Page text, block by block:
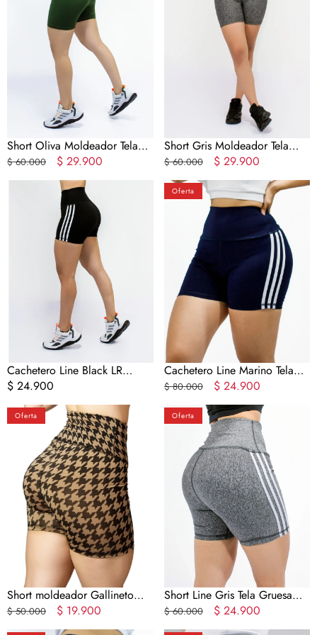
Short Oliva Moldeador Tela
Gruesa
Precio
regular
$ 60.000
Precio
en
oferta
$ 29.900
Short Gris Moldeador Tela
Gruesa
Precio
regular
$ 60.000
Precio
en
oferta
$ 29.900
Cachetero Line Black LR
UltraFit
Precio
regular
$ 24.900
Cachetero
Line
Gruesa
Oferta
Cachetero Line Marino Tela
Gruesa MS
Precio
$ 80.000
Precio
en
oferta
$ 24.900
Short
moldeador
Gallineto
SALE
Oferta
Short moldeador Gallineto
SALE
Precio
regular
$ 50.000
Precio
en
$ 19.900
Short
Line
Gruesa
Oferta
Short Line Gris Tela Gruesa
MS
Precio
regular
$ 60.000
Precio
en
$ 24.900